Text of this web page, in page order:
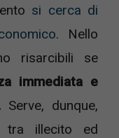
si cerca di
. Nello
risarcibili se
immediata e
Serve, dunque,
tra illecito ed